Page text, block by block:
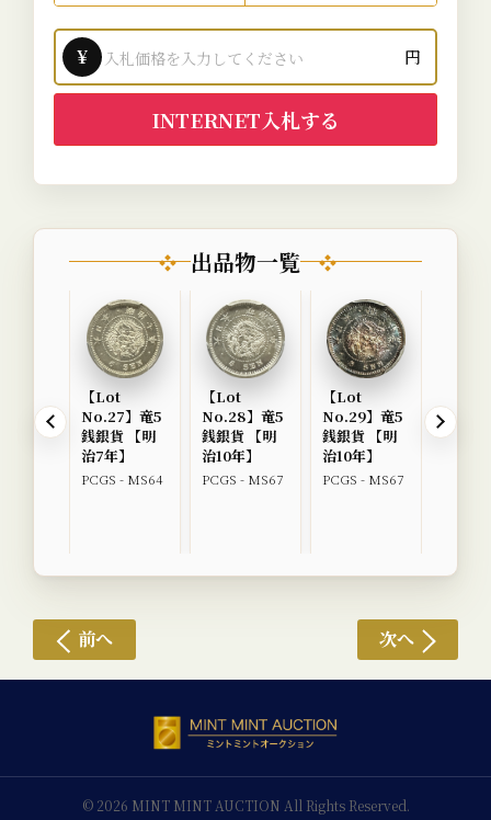
¥ 円
INTERNET入札する
出品物一覧
【Lot
No.27】竜5
銭銀貨 【明
治7年】
PCGS - MS64
【Lot
No.28】竜5
銭銀貨 【明
治10年】
PCGS - MS67
【Lot
No.29】竜5
銭銀貨 【明
治10年】
PCGS - MS67
No.30
銭銀貨
前へ 次へ
© 2026 MINT MINT AUCTION All Rights Reserved.